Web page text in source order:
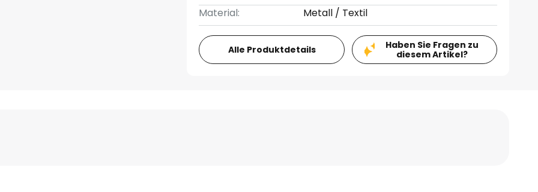
Material:
Metall / Textil
Alle Produktdetails
Haben Sie Fragen zu
diesem Artikel?